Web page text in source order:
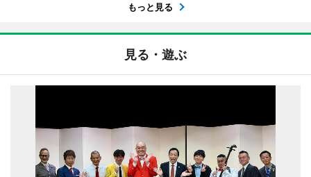
もっと見る
見る・遊ぶ